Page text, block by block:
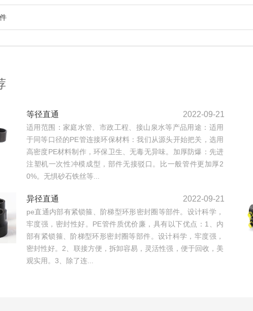
等径直通 2022-09-21
适用范围：家庭水管、市政工程、接山泉水等产品用途：适用
于同等口径的PE管连接环保材料：我们从源头开始把关，选用
高密度PE材料制作，环保卫生、无毒无异味。加厚防爆：先进
注塑机一次性冲模成型，部件无接驳口。比一般管件更加厚2
0%。无惧砂石铁丝等...
异径直通 2022-09-21
pe直通内部有紧锁箍、阶梯型环形密封圈等部件。设计科学，
牢度强，密封性好。PE管件质优价廉，具有以下优点：1、内
部有紧锁箍、阶梯型环形密封圈等部件。设计科学，牢度强，
密封性好。2、联接方便，拆卸容易，灵活性强，便于回收，美
观实用。3、除了连...